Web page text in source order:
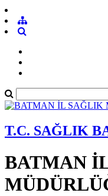
T.C. SAĞLIK
BATMAN